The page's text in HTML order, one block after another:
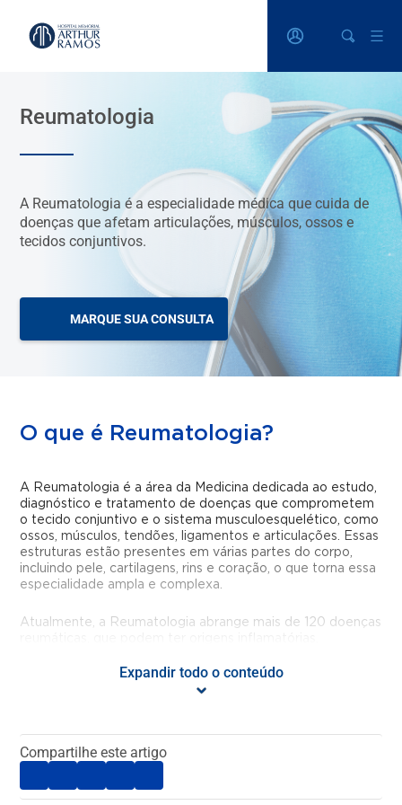
Reumatologia
A Reumatologia é a especialidade médica que cuida de
doenças que afetam articulações, músculos, ossos e
tecidos conjuntivos.
MARQUE SUA CONSULTA
O que é Reumatologia?
A Reumatologia é a área da Medicina dedicada ao estudo,
diagnóstico e tratamento de doenças que comprometem
o tecido conjuntivo e o sistema musculoesquelético, como
ossos, músculos, tendões, ligamentos e articulações. Essas
estruturas estão presentes em várias partes do corpo,
incluindo pele, cartilagens, rins e coração, o que torna essa
especialidade ampla e complexa.
Atualmente, a Reumatologia abrange mais de 120 doenças
Apesar de serem frequentemente associadas ao
envelhecimento, essas condições podem afetar pessoas
essencial para controlar os sintomas, prevenir
Expandir todo o conteúdo
Compartilhe este artigo